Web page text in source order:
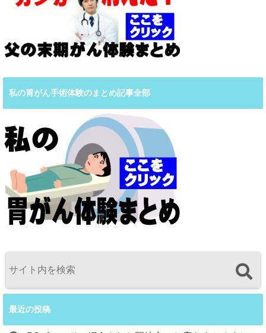
私の胃がん手術体験のまとめ記事全部
最近の投稿